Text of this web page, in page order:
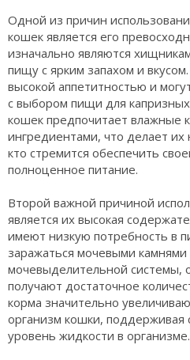
Одной из причин
кошек является его
изначально являются
пищу с ярким запахом и
высокой аппетитностью и
с выбором пищи для
кошек предпочитает влажные
ингредиентами, что делает
кто стремится обеспечить
полноценное питание.
Второй важной причиной
является их высокая
имеют низкую потребность в
заражаться мочевыми
мочевыделительной системы,
получают достаточное
корма значительно
организм кошки, поддерживая
уровень жидкости в организме.